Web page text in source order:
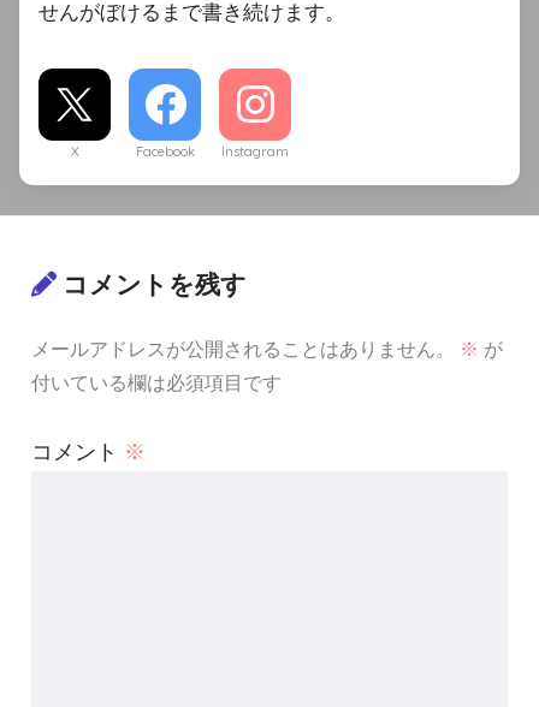
せんがぼけるまで書き続けます。
X Facebook Instagram
コメントを残す
メールアドレスが公開されることはありません。 ※ が
付いている欄は必須項目です
コメント ※